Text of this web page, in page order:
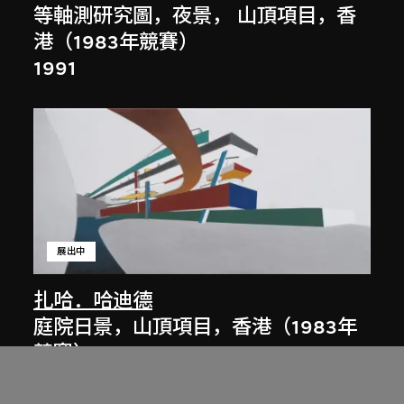
等軸測研究圖，夜景， 山頂項目，香
港（1983年競賽）
1991
扎哈．哈迪德
展出中
庭院日景，山頂項目，香港（1983年
競賽）